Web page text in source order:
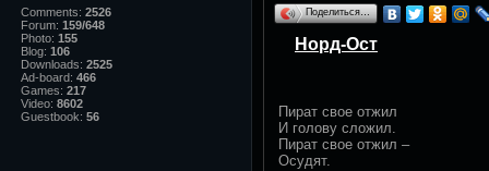
Comments: 2526
Forum: 159/648
Photo: 155
Blog: 106
Downloads: 2525
Ad-board: 466
Games: 217
Video: 8602
Guestbook: 56
Поделиться…
Норд-Ост
Пират свое отжил
И голову сложил.
Пират свое отжил –
Осудят.